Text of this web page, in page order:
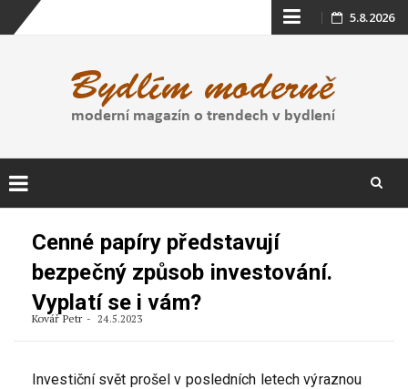
Skip
content
5.8.2026
Cenné papíry představují
bezpečný způsob investování.
Vyplatí se i vám?
Kovář Petr 24.5.2023
Investiční svět prošel v posledních letech výraznou